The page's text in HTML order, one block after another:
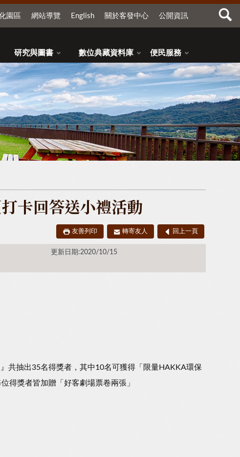
園區 網站導覽 English 關於客發中心 公開資訊
研究與圖書 數位典藏資料庫 便民服務
卡回答送小禮活動
友善列印 轉寄友人 回上一頁
更新日期:2020/10/15
共抽出35名得獎者，其中10名可獲得「限量HAKKA環保
得獎者皆加贈「好客劇場票卷兩張」